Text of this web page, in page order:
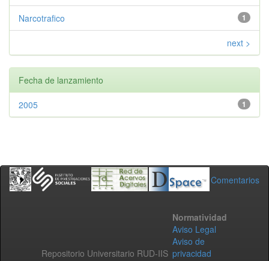
1
Narcotrafico
next >
Fecha de lanzamiento
1
2005
Comentarios
Repositorio Universitario RUD-IIS
Normatividad
Aviso Legal
Aviso de
privacidad